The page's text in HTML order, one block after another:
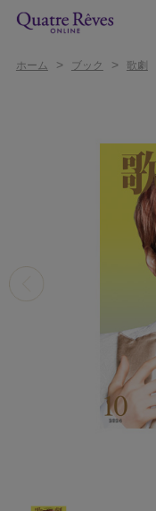
ホーム > ブック > 歌劇